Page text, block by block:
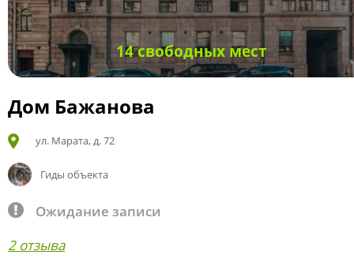
14 свободных мест
Дом Бажанова
ул. Марата, д. 72
Гиды объекта
Ожидание записи
2 отзыва